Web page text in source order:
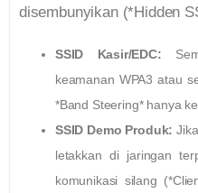
disembunyikan (*Hidden
SSID Kasir/EDC:
keamanan WPA3 atau
*Band Steering* hanya ke
SSID Demo Produk:
letakkan di jaringan
komunikasi silang